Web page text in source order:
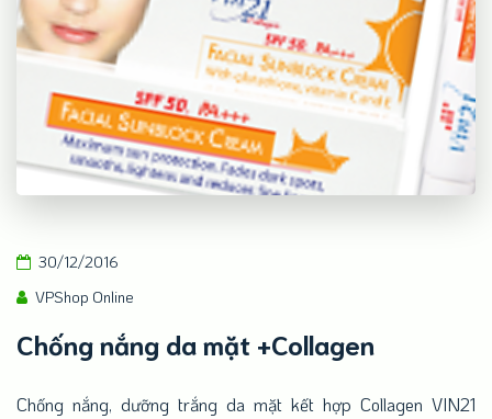
30/12/2016
VPShop Online
Chống nắng da mặt +Collagen
Chống nắng, dưỡng trắng da mặt kết hợp Collagen VIN21